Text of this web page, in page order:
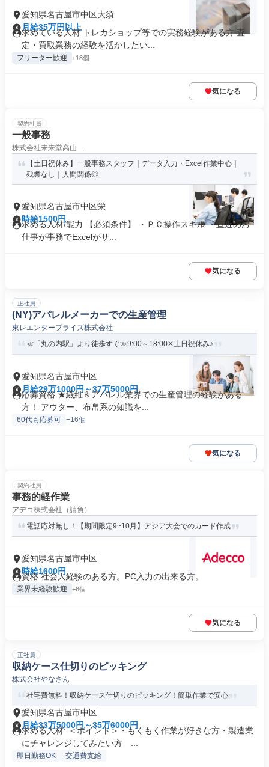
愛知県名古屋市中区大須
月給35万円以上
求めている人材 トレカショップ等での実務経験がある方 査
定・買取業務の経験を活かしたい...
フリーター歓迎 +18個
気になる
契約社員
一般事務
株式会社未来堂高山
【土日祝休み】一般事務スタッフ｜データ入力・Excel作業中心｜
残業なし｜人間関係◎
愛知県名古屋市中区栄
時給1500円
求める人材/能力 【必須条件】 ・ＰＣ操作スキル ・直近のお
仕事が事務でExcelがサ...
気になる
正社員
(NY)アパレルメーカーでの生産管理
東レエンタープライズ株式会社
≪「丸の内駅」より徒歩すぐ≫9:00～18:00✕土日祝休み♪
愛知県名古屋市中区
月給29万1000円～37万5000円
応募資格 ★繊維＆アパレル業界での生産管理の経験がある
方！ アウター、布帛系の知識を...
60代も応募可 +16個
気になる
契約社員
事務的軽作業
アデコ株式会社（請負）
電話応対無し！【期間限定9~10月】アジア大会でのカード作成
愛知県名古屋市中区
時給1600円
資格 社会人経験のある方。PC入力の出来る方。
業界未経験歓迎 +8個
気になる
正社員
収納ケース仕切りのピッキング
株式会社やなさん
社宅費無料！収納ケース仕切りのピッキング！簡単作業で安心
愛知県名古屋市中区
月給33万5000円～35万6000円
求める人材: ＜ポイント＞・もくもく作業が好きな方・製造業
にチャレンジしてみたい方 ...
即日勤務OK 交通費支給